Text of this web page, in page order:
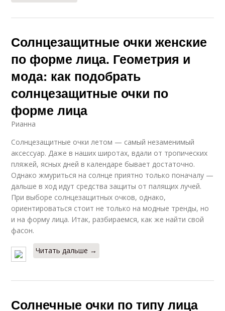
Солнцезащитные очки женские
по форме лица. Геометрия и
мода: как подобрать
солнцезащитные очки по
форме лица
Рианна
Солнцезащитные очки летом — самый незаменимый
аксессуар. Даже в наших широтах, вдали от тропических
пляжей, ясных дней в календаре бывает достаточно.
Однако жмуриться на солнце приятно только поначалу —
дальше в ход идут средства защиты от палящих лучей.
При выборе солнцезащитных очков, однако,
ориентироваться стоит не только на модные тренды, но
и на форму лица. Итак, разбираемся, как же найти свой
фасон.
Читать дальше →
Солнечные очки по типу лица